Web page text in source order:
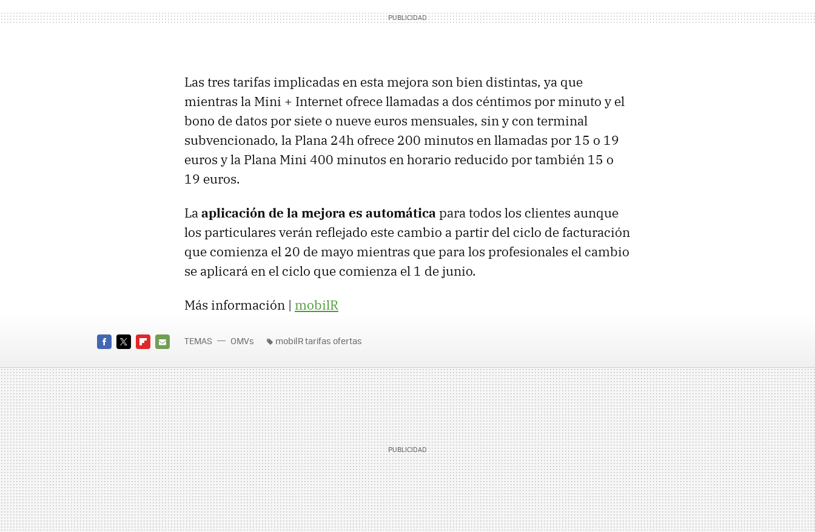
Las tres tarifas implicadas en esta mejora son bien distintas, ya que
mientras la Mini + Internet ofrece llamadas a dos céntimos por minuto y el
bono de datos por siete o nueve euros mensuales, sin y con terminal
subvencionado, la Plana 24h ofrece 200 minutos en llamadas por 15 o 19
euros y la Plana Mini 400 minutos en horario reducido por también 15 o
19 euros.
Laaplicación de la mejora es automática para todos los clientes aunque
los particulares verán reflejado este cambio a partir del ciclo de facturación
que comienza el 20 de mayo mientras que para los profesionales el cambio
se aplicará en el ciclo que comienza el 1 de junio.
Más información | mobilR
MAIL
TEMAS OMVs mobilR tarifas ofertas